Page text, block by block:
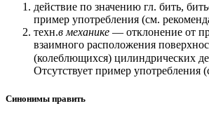
действие по значению гл. бить,
пример употребления (см.
техн.в механике — отклонение от
взаимного расположения
(колеблющихся) цилиндрических
Отсутствует пример употребления
Синонимы править